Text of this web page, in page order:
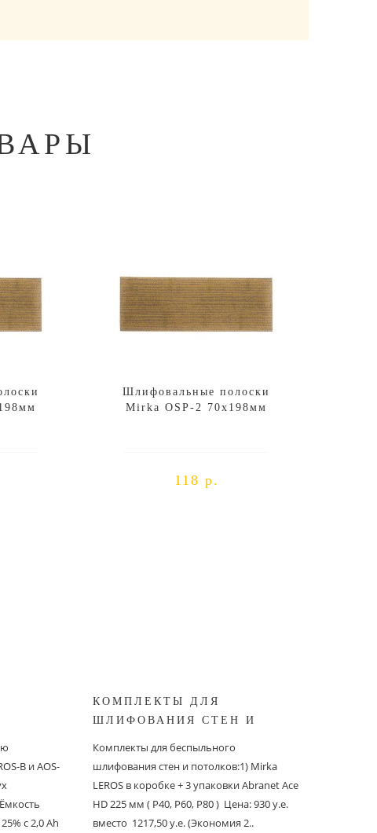
Шлифовальные полоски
Mirka OSP-2 70x198мм
118 р.
B и AOS-
с 2,0 Ah
КОМПЛЕКТЫ ДЛЯ
ШЛИФОВАНИЯ СТЕН И
Комплекты для беспыльного
шлифования стен и потолков:1) Mirka
LEROS в коробке + 3 упаковки Abranet Ace
HD 225 мм ( P40, P60, P80 ) Цена: 930 у.е.
вместо 1217,50 у.е. (Экономия 2..